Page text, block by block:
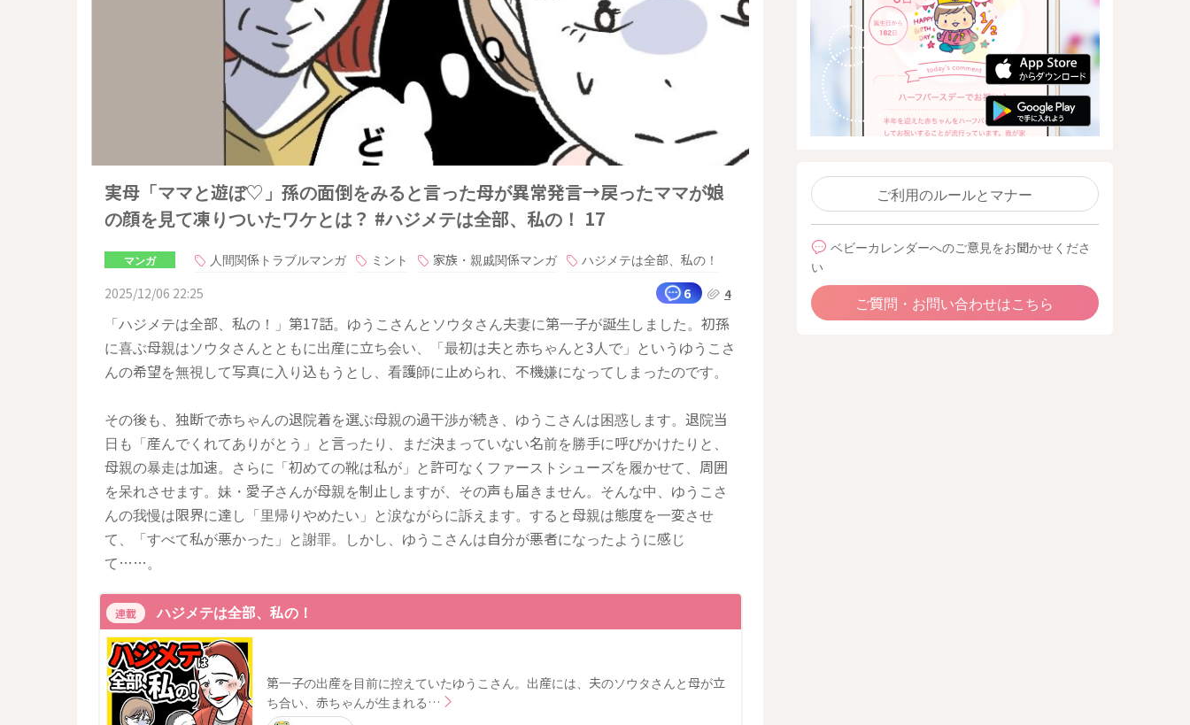
実母「ママと遊ぼ♡」孫の面倒をみると言った母が異常発言→戻ったママが娘
の顔を見て凍りついたワケとは？ #ハジメテは全部、私の！ 17
マンガ 人間関係トラブルマンガ ミント 家族・親戚関係マンガ
ハジメテは全部、私の！
2025/12/06 22:25
6 4
「ハジメテは全部、私の！」第17話。ゆうこさんとソウタさん夫妻に第一子が誕生しました。初孫
に喜ぶ母親はソウタさんとともに出産に立ち会い、「最初は夫と赤ちゃんと3人で」というゆうこさ
んの希望を無視して写真に入り込もうとし、看護師に止められ、不機嫌になってしまったのです。
その後も、独断で赤ちゃんの退院着を選ぶ母親の過干渉が続き、ゆうこさんは困惑します。退院当
日も「産んでくれてありがとう」と言ったり、まだ決まっていない名前を勝手に呼びかけたりと、
母親の暴走は加速。さらに「初めての靴は私が」と許可なくファーストシューズを履かせて、周囲
を呆れさせます。妹・愛子さんが母親を制止しますが、その声も届きません。そんな中、ゆうこさ
んの我慢は限界に達し「里帰りやめたい」と涙ながらに訴えます。すると母親は態度を一変させ
て、「すべて私が悪かった」と謝罪。しかし、ゆうこさんは自分が悪者になったように感じ
て……。
連載 ハジメテは全部、私の！
第一子の出産を目前に控えていたゆうこさん。出産には、夫のソウタさんと母が立
ち合い、赤ちゃんが生まれる…
ご利用のルールとマナー
ベビーカレンダーへのご意見をお聞かせくださ
い
ご質問・お問い合わせはこちら